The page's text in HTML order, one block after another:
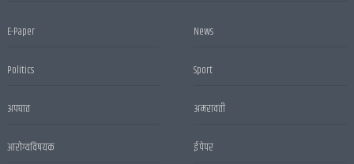
E-Paper News
Politics Sport
अपघात अमरावती
आरोग्यविषयक ई पेपर